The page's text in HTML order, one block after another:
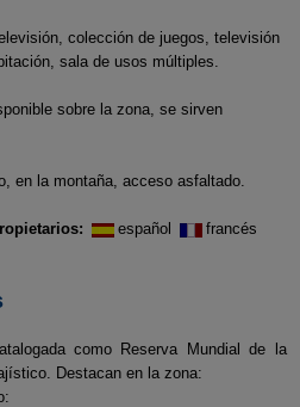
colección de juegos, televisión
sala de usos múltiples.
sobre la zona, se sirven
en la montaña, acceso asfaltado.
español
francés
como Reserva Mundial de la
Destacan en la zona: